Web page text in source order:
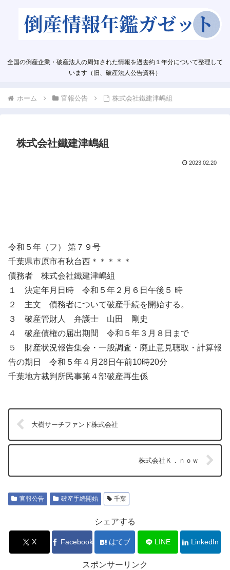
全国の倒産企業・破産法人の周知された情報を過去約１年分について整理して
います（旧、破産法人公告資料）
ホーム 官報公告 株式会社鐵建津嶋組
株式会社鐵建津嶋組
2023.02.20
令和５年（フ） 第７９号
千葉県市原市有秋台西＊＊＊＊＊
債務者 株式会社鐵建津嶋組
１ 決定年月日時 令和５年２月６日午後５ 時
２ 主文 債務者について破産手続を開始する。
３ 破産管財人 弁護士 山田 剛史
４ 破産債権の届出期間 令和５年３月８日まで
５ 財産状況報告集会・一般調査・廃止意見聴取・計算報
告の期日 令和５年４月28日午前10時20分
千葉地方裁判所民事第４部破産再生係
大樹サーチファンド株式会社
株式会社Ｋ．ｎｏｗ
官報公告 破産手続開始 千葉
シェアする
X Facebook はてブ LINE LinkedIn
スポンサーリンク